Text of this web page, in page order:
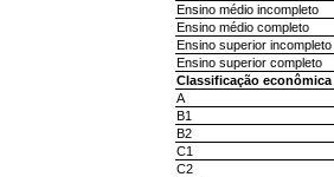
Ensino médio incompleto
Ensino médio completo
Ensino superior incompleto
Ensino superior completo
Classificação econômica
A
B1
B2
C1
C2